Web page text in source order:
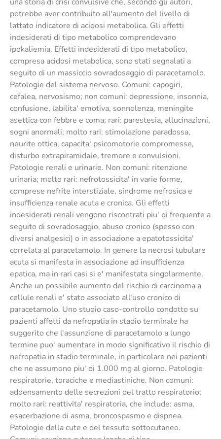
potrebbe aver contribuito all'aumento del livello di
lattato indicatore di acidosi metabolica. Gli effetti
indesiderati di tipo metabolico comprendevano
ipokaliemia. Effetti indesiderati di tipo metabolico,
compresa acidosi metabolica, sono stati segnalati a
seguito di un massiccio sovradosaggio di paracetamolo.
Patologie del sistema nervoso. Comuni: capogiri,
cefalea, nervosismo; non comuni: depressione, insonnia,
confusione, labilita' emotiva, sonnolenza, meningite
asettica con febbre e coma; rari: parestesia, allucinazioni,
sogni anormali; molto rari: stimolazione paradossa,
neurite ottica, capacita' psicomotorie compromesse,
disturbo extrapiramidale, tremore e convulsioni.
Patologie renali e urinarie. Non comuni: ritenzione
urinaria; molto rari: nefrotossicita' in varie forme,
comprese nefrite interstiziale, sindrome nefrosica e
insufficienza renale acuta e cronica. Gli effetti
indesiderati renali vengono riscontrati piu' di frequente a
seguito di sovradosaggio, abuso cronico (spesso con
diversi analgesici) o in associazione a epatotossicita'
correlata al paracetamolo. In genere la necrosi tubulare
acuta si manifesta in associazione ad insufficienza
epatica, ma in rari casi si e' manifestata singolarmente.
Anche un possibile aumento del rischio di carcinoma a
cellule renali e' stato associato all'uso cronico di
paracetamolo. Uno studio caso-controllo condotto su
pazienti affetti da nefropatia in stadio terminale ha
suggerito che l'assunzione di paracetamolo a lungo
termine puo' aumentare in modo significativo il rischio di
nefropatia in stadio terminale, in particolare nei pazienti
che ne assumono piu' di 1.000 mg al giorno. Patologie
respiratorie, toraciche e mediastiniche. Non comuni:
addensamento delle secrezioni del tratto respiratorio;
molto rari: reattivita' respiratoria, che include: asma,
esacerbazione di asma, broncospasmo e dispnea.
Patologie della cute e del tessuto sottocutaneo.